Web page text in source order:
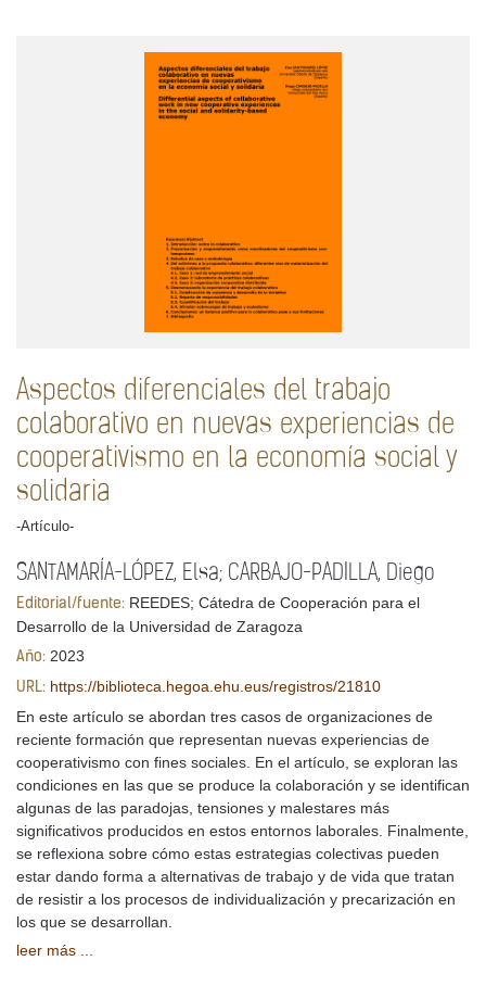
Aspectos diferenciales del trabajo
colaborativo en nuevas experiencias de
cooperativismo en la economía social y
solidaria
-Artículo-
SANTAMARÍA-LÓPEZ, Elsa; CARBAJO-PADILLA, Diego
Editorial/fuente: REEDES; Cátedra de Cooperación para el
Desarrollo de la Universidad de Zaragoza
Año: 2023
URL: https://biblioteca.hegoa.ehu.eus/registros/21810
En este artículo se abordan tres casos de organizaciones de
reciente formación que representan nuevas experiencias de
cooperativismo con fines sociales. En el artículo, se exploran las
condiciones en las que se produce la colaboración y se identifican
algunas de las paradojas, tensiones y malestares más
significativos producidos en estos entornos laborales. Finalmente,
se reflexiona sobre cómo estas estrategias colectivas pueden
estar dando forma a alternativas de trabajo y de vida que tratan
de resistir a los procesos de individualización y precarización en
los que se desarrollan.
leer más ...